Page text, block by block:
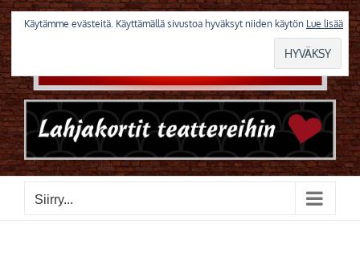
Skip
to
content
Siirry...
Käytämme evästeitä. Käyttämällä sivustoa hyväksyt niiden käytön Lue lisää